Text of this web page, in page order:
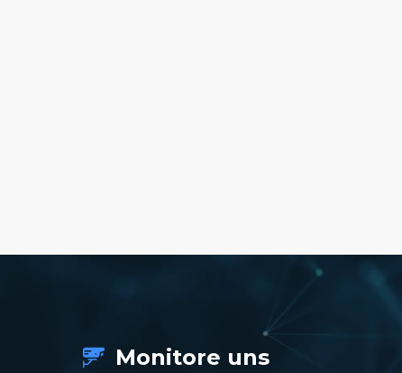
Monitore uns